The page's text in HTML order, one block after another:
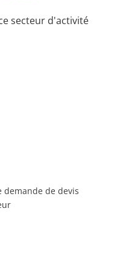
secteur d'activité
demande de devis